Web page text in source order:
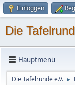
Einloggen
Die
Hauptmenü
Die Tafelrunde e.V. ►